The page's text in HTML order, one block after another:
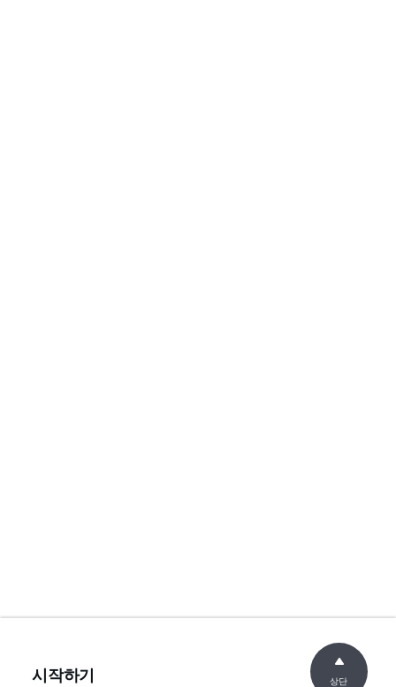
시작하기 상단